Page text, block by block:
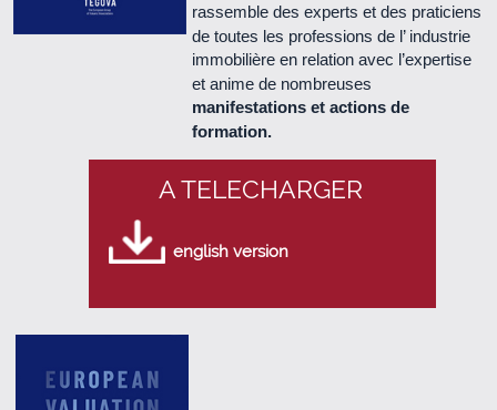
Le Cercle n° 59 - Avril 2016 (2.2 Mo)
Le Cercle n° 58 - novembre 2015 (1.8 Mo)
Le Cercle n° 57 - juillet 2015 (2.0 Mo)
Le Cercle n° 56 - Avril 2015 (2.2 Mo)
Le Cercle n° 55 - Décembre 2014 (2.1 Mo)
rassemble des experts et des praticiens
de toutes les professions de l’ industrie
immobilière en relation avec l’expertise
et anime de nombreuses
manifestations et actions de
formation.
A TELECHARGER
english version